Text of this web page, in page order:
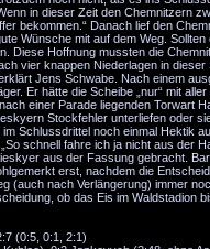
in dieser Zeit den Chemnitzern
bekommen.“ Danach lief den
Wünsche mit auf dem Weg.
Diese Hoffnung mussten die
vier knappen Niederlagen in
Jens Schwabe. Nach einem
Er hätte die Scheibe „nur“ mit
einer Parade liegenden Torwart
Stockfehler unterliefen oder
Schlussdrittel noch einmal Hektik
schnell fahre ich ja nicht aus der
aus der Fassung gebracht.
erst, nachdem die
(auch nach Verlängerung) immer
ob das Eis im Waldstadion
(0:5, 0:1, 2:1)